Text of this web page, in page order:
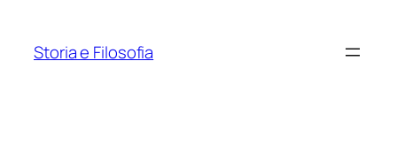
contenuto
Storia e Filosofia